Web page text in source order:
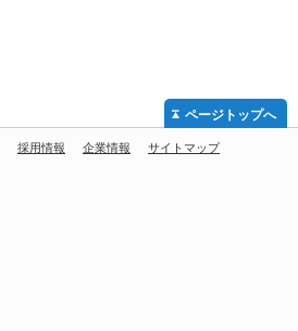
採用情報 企業情報 サイトマップ
ページトップへ